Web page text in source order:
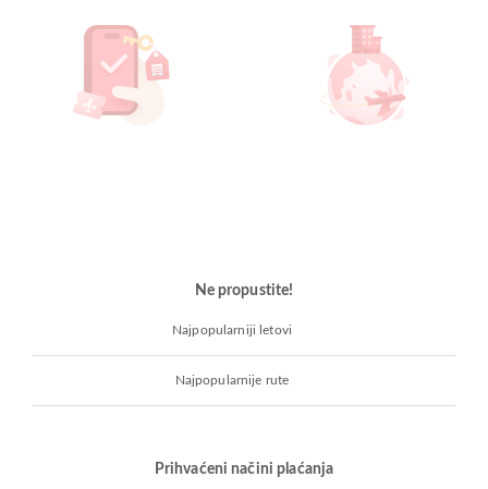
Ne propustite!
Najpopularniji letovi
Najpopularnije rute
Prihvaćeni načini plaćanja